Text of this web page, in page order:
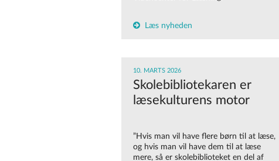
Læs nyheden
10. MARTS 2026
Skolebibliotekaren er
læsekulturens motor
”Hvis man vil have flere børn til at læse,
og hvis man vil have dem til at læse
mere, så er skolebiblioteket en del af